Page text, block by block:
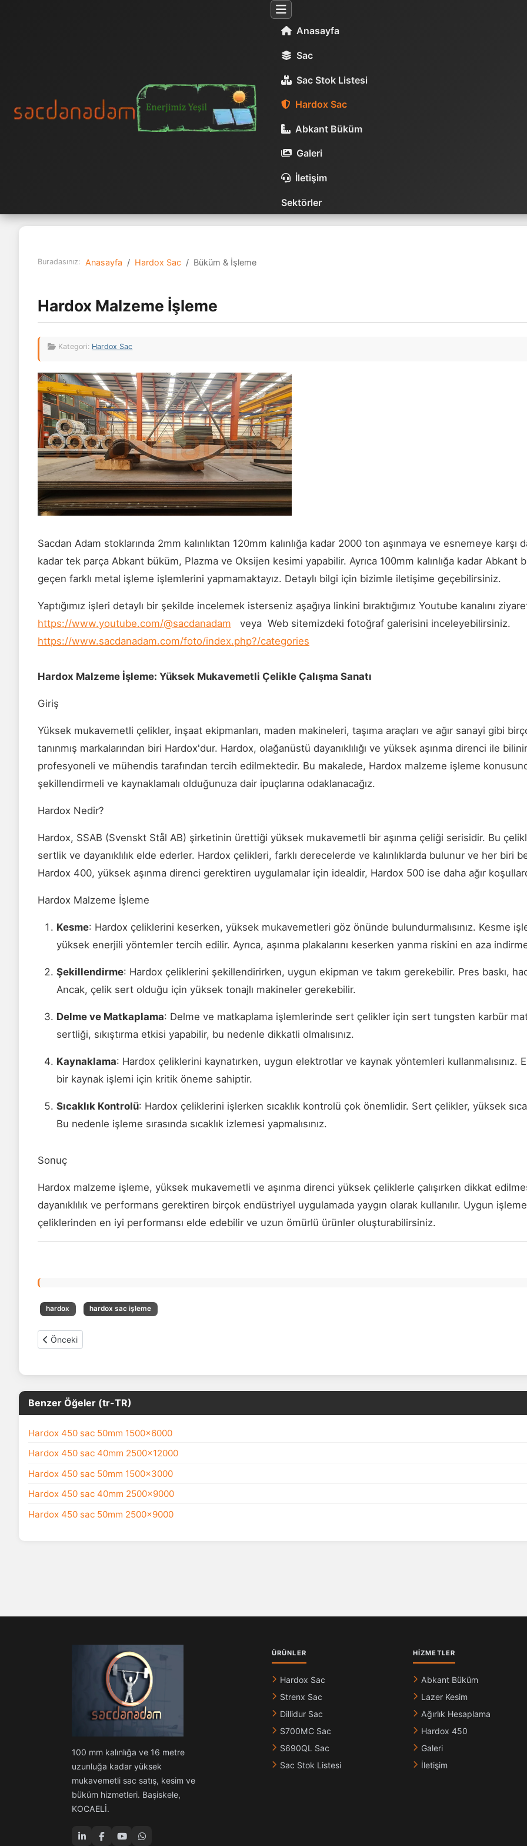
Anasayfa
Sac
Sac Stok Listesi
Hardox Sac
Abkant Büküm
Galeri
İletişim
Sektörler
Buradasınız: Anasayfa Hardox Sac Büküm & İşleme
Hardox Malzeme İşleme
Kategori: Hardox Sac
Sacdan Adam stoklarında 2mm kalınlıktan 120mm kalınlığa kadar 2000 ton aşınmaya ve esnemeye
kadar tek parça Abkant büküm, Plazma ve Oksijen kesimi yapabilir. Ayrıca 100mm kalınlığa kadar Abkant
geçen farklı metal işleme işlemlerini yapmamaktayız. Detaylı bilgi için bizimle iletişime geçebilirsiniz.
Yaptığımız işleri detaylı bir şekilde incelemek isterseniz aşağıya linkini bıraktığımız Youtube kanalını
https://www.youtube.com/@sacdanadam veya Web sitemizdeki fotoğraf galerisini inceleyebilirsiniz.
https://www.sacdanadam.com/foto/index.php?/categories
Hardox Malzeme İşleme: Yüksek Mukavemetli Çelikle Çalışma Sanatı
Giriş
Yüksek mukavemetli çelikler, inşaat ekipmanları, maden makineleri, taşıma araçları ve ağır sanayi gibi
tanınmış markalarından biri Hardox'dur. Hardox, olağanüstü dayanıklılığı ve yüksek aşınma direnci ile
profesyoneli ve mühendis tarafından tercih edilmektedir. Bu makalede, Hardox malzeme işleme
şekillendirmeli ve kaynaklamalı olduğunuza dair ipuçlarına odaklanacağız.
Hardox Nedir?
Hardox, SSAB (Svenskt Stål AB) şirketinin ürettiği yüksek mukavemetli bir aşınma çeliği serisidir. Bu
sertlik ve dayanıklılık elde ederler. Hardox çelikleri, farklı derecelerde ve kalınlıklarda bulunur ve her biri
Hardox 400, yüksek aşınma direnci gerektiren uygulamalar için idealdir, Hardox 500 ise daha ağır
Hardox Malzeme İşleme
Kesme: Hardox çeliklerini keserken, yüksek mukavemetleri göz önünde bulundurmalısınız. Kesme
yüksek enerjili yöntemler tercih edilir. Ayrıca, aşınma plakalarını keserken yanma riskini en aza
Şekillendirme: Hardox çeliklerini şekillendirirken, uygun ekipman ve takım gerekebilir. Pres baskı,
Ancak, çelik sert olduğu için yüksek tonajlı makineler gerekebilir.
Delme ve Matkaplama: Delme ve matkaplama işlemlerinde sert çelikler için sert tungsten karbür
sertliği, sıkıştırma etkisi yapabilir, bu nedenle dikkatli olmalısınız.
Kaynaklama: Hardox çeliklerini kaynatırken, uygun elektrotlar ve kaynak yöntemleri kullanmalısınız.
bir kaynak işlemi için kritik öneme sahiptir.
Sıcaklık Kontrolü: Hardox çeliklerini işlerken sıcaklık kontrolü çok önemlidir. Sert çelikler, yüksek
Bu nedenle işleme sırasında sıcaklık izlemesi yapmalısınız.
Sonuç
Hardox malzeme işleme, yüksek mukavemetli ve aşınma direnci yüksek çeliklerle çalışırken dikkat
dayanıklılık ve performans gerektiren birçok endüstriyel uygulamada yaygın olarak kullanılır. Uygun
çeliklerinden en iyi performansı elde edebilir ve uzun ömürlü ürünler oluşturabilirsiniz.
hardox hardox sac işleme
Önceki makale: Hardox Sac ağırlık hesaplama
Önceki
Benzer Öğeler (tr-TR)
Hardox 450 sac 50mm 1500x6000
Hardox 450 sac 40mm 2500x12000
Hardox 450 sac 50mm 1500x3000
Hardox 450 sac 40mm 2500x9000
Hardox 450 sac 50mm 2500x9000
100 mm kalınlığa ve 16 metre
uzunluğa kadar yüksek
mukavemetli sac satış, kesim ve
büküm hizmetleri. Başiskele,
KOCAELİ.
ÜRÜNLER
Hardox Sac
Strenx Sac
Dillidur Sac
S700MC Sac
S690QL Sac
Sac Stok Listesi
HIZMETLER
Abkant Büküm
Lazer Kesim
Ağırlık Hesaplama
Hardox 450
Galeri
İletişim